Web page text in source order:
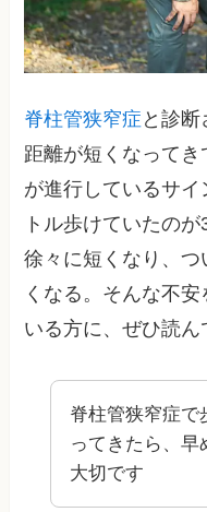
脊柱管狭窄症 と診
距離が短くなって
が進行しているサ
トル歩けていたの
徐々に短くなり、
くなる。そんな不
いる方に、ぜひ読ん
脊柱管狭窄症で
ってきたら、早
大切です